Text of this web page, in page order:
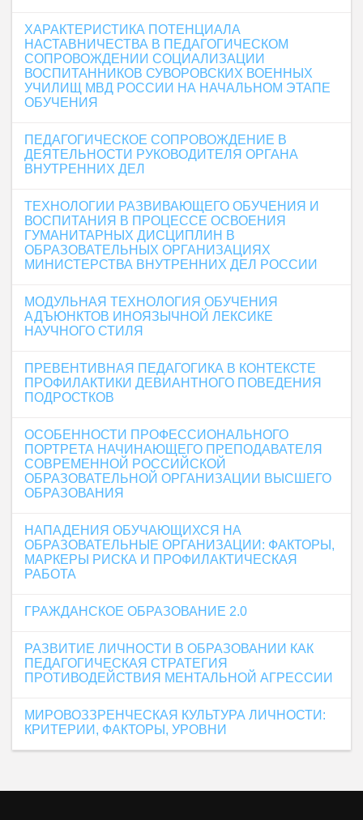
ХАРАКТЕРИСТИКА ПОТЕНЦИАЛА
НАСТАВНИЧЕСТВА В ПЕДАГОГИЧЕСКОМ
СОПРОВОЖДЕНИИ СОЦИАЛИЗАЦИИ
ВОСПИТАННИКОВ СУВОРОВСКИХ ВОЕННЫХ
УЧИЛИЩ МВД РОССИИ НА НАЧАЛЬНОМ ЭТАПЕ
ОБУЧЕНИЯ
ПЕДАГОГИЧЕСКОЕ СОПРОВОЖДЕНИЕ В
ДЕЯТЕЛЬНОСТИ РУКОВОДИТЕЛЯ ОРГАНА
ВНУТРЕННИХ ДЕЛ
ТЕХНОЛОГИИ РАЗВИВАЮЩЕГО ОБУЧЕНИЯ И
ВОСПИТАНИЯ В ПРОЦЕССЕ ОСВОЕНИЯ
ГУМАНИТАРНЫХ ДИСЦИПЛИН В
ОБРАЗОВАТЕЛЬНЫХ ОРГАНИЗАЦИЯХ
МИНИСТЕРСТВА ВНУТРЕННИХ ДЕЛ РОССИИ
МОДУЛЬНАЯ ТЕХНОЛОГИЯ ОБУЧЕНИЯ
АДЪЮНКТОВ ИНОЯЗЫЧНОЙ ЛЕКСИКЕ
НАУЧНОГО СТИЛЯ
ПРЕВЕНТИВНАЯ ПЕДАГОГИКА В КОНТЕКСТЕ
ПРОФИЛАКТИКИ ДЕВИАНТНОГО ПОВЕДЕНИЯ
ПОДРОСТКОВ
ОСОБЕННОСТИ ПРОФЕССИОНАЛЬНОГО
ПОРТРЕТА НАЧИНАЮЩЕГО ПРЕПОДАВАТЕЛЯ
СОВРЕМЕННОЙ РОССИЙСКОЙ
ОБРАЗОВАТЕЛЬНОЙ ОРГАНИЗАЦИИ ВЫСШЕГО
ОБРАЗОВАНИЯ
НАПАДЕНИЯ ОБУЧАЮЩИХСЯ НА
ОБРАЗОВАТЕЛЬНЫЕ ОРГАНИЗАЦИИ: ФАКТОРЫ,
МАРКЕРЫ РИСКА И ПРОФИЛАКТИЧЕСКАЯ
РАБОТА
ГРАЖДАНСКОЕ ОБРАЗОВАНИЕ 2.0
РАЗВИТИЕ ЛИЧНОСТИ В ОБРАЗОВАНИИ КАК
ПЕДАГОГИЧЕСКАЯ СТРАТЕГИЯ
ПРОТИВОДЕЙСТВИЯ МЕНТАЛЬНОЙ АГРЕССИИ
МИРОВОЗЗРЕНЧЕСКАЯ КУЛЬТУРА ЛИЧНОСТИ:
КРИТЕРИИ, ФАКТОРЫ, УРОВНИ